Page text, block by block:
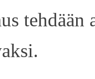
tehdään